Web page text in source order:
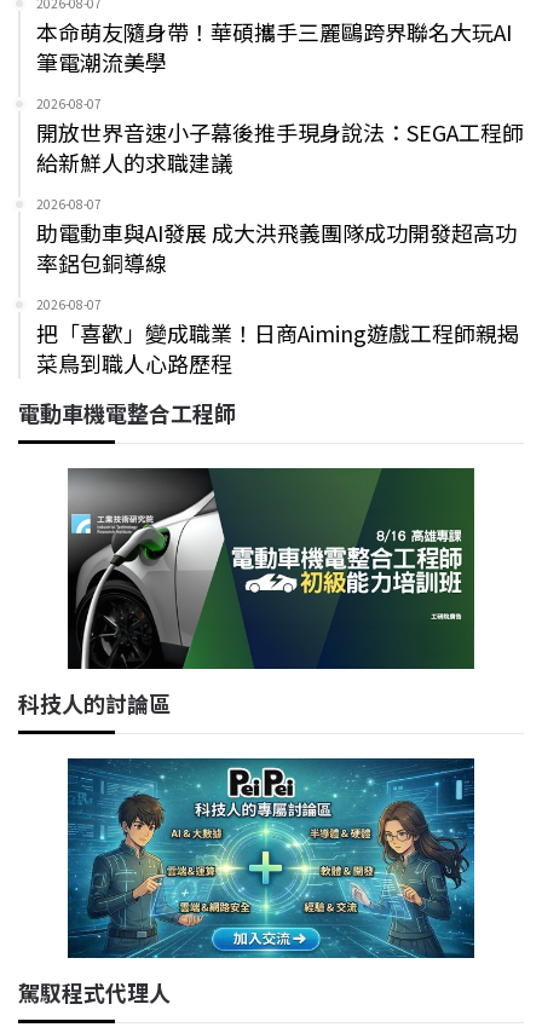
本命萌友隨身帶！華碩攜手三麗鷗跨界聯名大玩AI
筆電潮流美學
2026-08-07
開放世界音速小子幕後推手現身說法：SEGA工程師
給新鮮人的求職建議
2026-08-07
助電動車與AI發展 成大洪飛義團隊成功開發超高功
率鋁包銅導線
2026-08-07
把「喜歡」變成職業！日商Aiming遊戲工程師親揭
菜鳥到職人心路歷程
電動車機電整合工程師
科技人的討論區
駕馭程式代理人